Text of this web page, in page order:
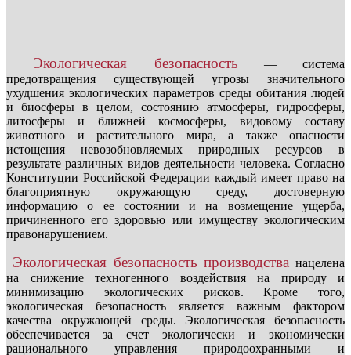
Экологическая безопасность — система
предотвращения существующей угрозы значительного
ухудшения экологических параметров среды обитания людей
и биосферы в целом, состоянию атмосферы, гидросферы,
литосферы и ближней космосферы, видовому составу
животного и растительного мира, а также опасности
истощения невозобновляемых природных ресурсов в
результате различных видов деятельности человека. Согласно
Конституции Российской Федерации каждый имеет право на
благоприятную окружающую среду, достоверную
информацию о ее состоянии и на возмещение ущерба,
причиненного его здоровью или имуществу экологическим
правонарушением.
Экологическая безопасность производства нацелена
на снижение техногенного воздействия на природу и
минимизацию экологических рисков. Кроме того,
экологическая безопасность является важным фактором
качества окружающей среды. Экологическая безопасность
обеспечивается за счет экологически и экономически
рационального управления природоохранными и